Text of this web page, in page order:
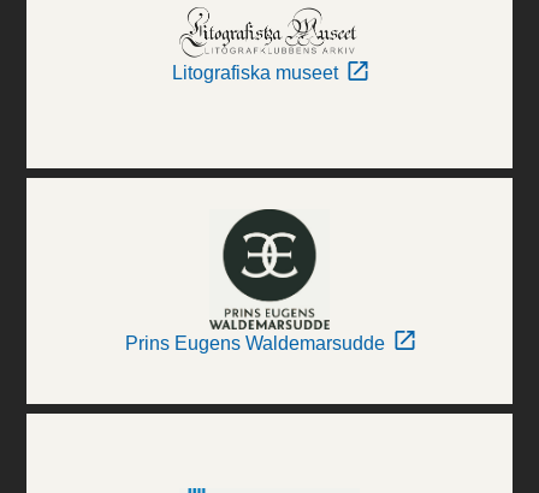
Litografiska museet
Prins Eugens Waldemarsudde